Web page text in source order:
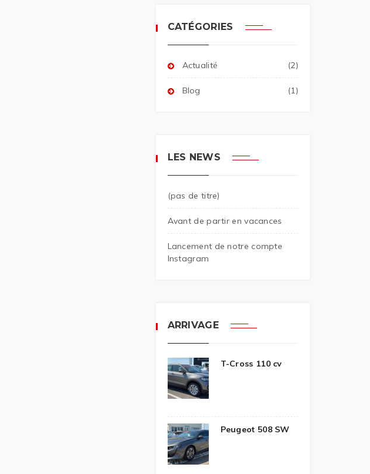
CATÉGORIES
Actualité (2)
Blog (1)
LES NEWS
(pas de titre)
Avant de partir en vacances
Lancement de notre compte
Instagram
ARRIVAGE
T-Cross 110 cv
Peugeot 508 SW